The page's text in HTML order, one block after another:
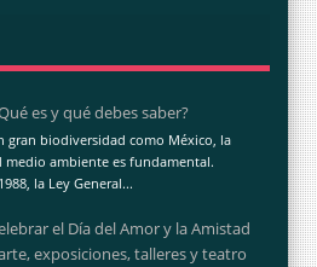
es y qué debes saber?
gran biodiversidad como México, la
medio ambiente es fundamental.
la Ley General...
el Día del Amor y la Amistad
exposiciones, talleres y teatro